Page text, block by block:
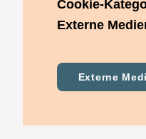
Cookie-
Externe
Externe